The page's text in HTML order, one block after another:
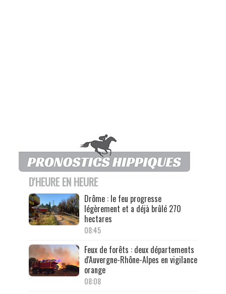
D'HEURE EN HEURE
Drôme : le feu progresse
légèrement et a déjà brûlé 270
hectares
08:45
Feux de forêts : deux départements
d'Auvergne-Rhône-Alpes en vigilance
orange
08:08